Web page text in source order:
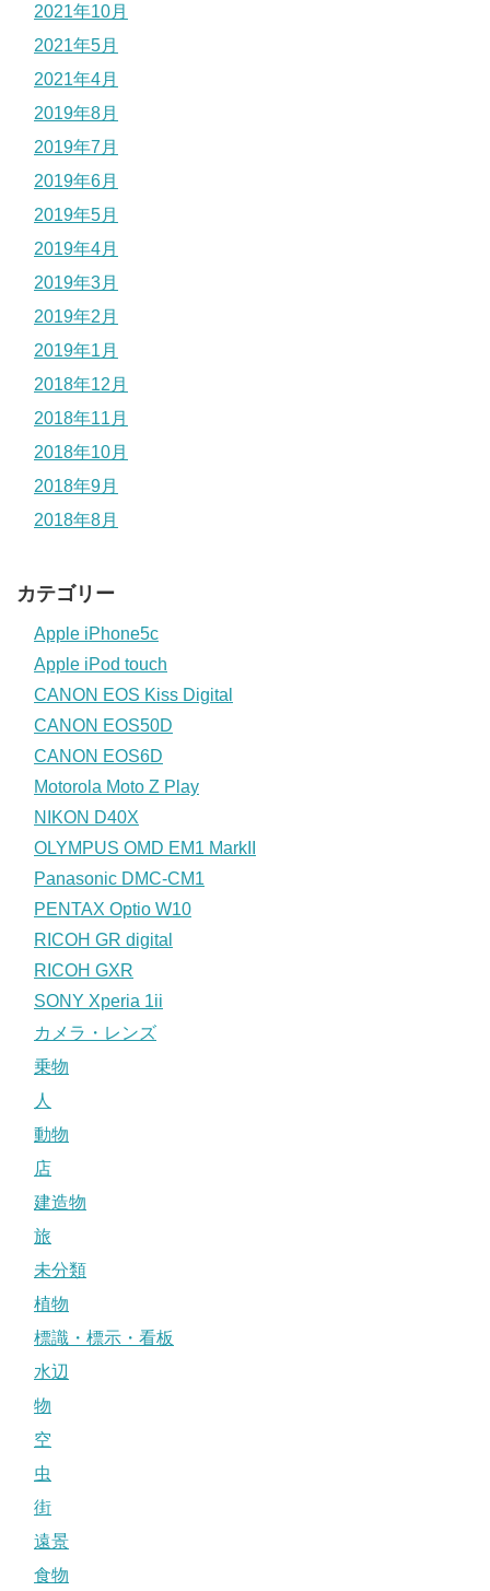
2021年10月
2021年5月
2021年4月
2019年8月
2019年7月
2019年6月
2019年5月
2019年4月
2019年3月
2019年2月
2019年1月
2018年12月
2018年11月
2018年10月
2018年9月
2018年8月
カテゴリー
Apple iPhone5c
Apple iPod touch
CANON EOS Kiss Digital
CANON EOS50D
CANON EOS6D
Motorola Moto Z Play
NIKON D40X
OLYMPUS OMD EM1 MarkII
Panasonic DMC-CM1
PENTAX Optio W10
RICOH GR digital
RICOH GXR
SONY Xperia 1ii
カメラ・レンズ
乗物
人
動物
店
建造物
旅
未分類
植物
標識・標示・看板
水辺
物
空
虫
街
遠景
食物